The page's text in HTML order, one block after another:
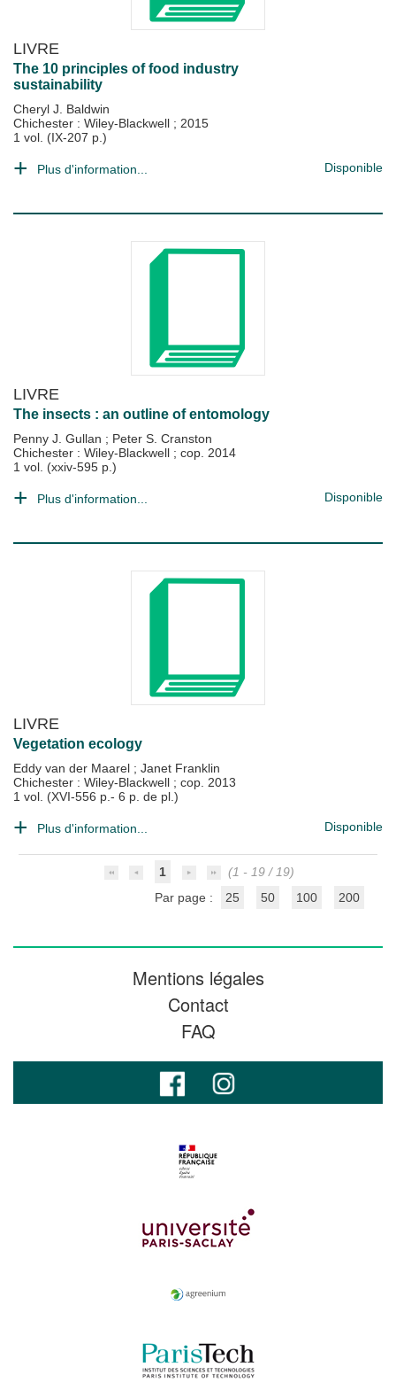
LIVRE
The 10 principles of food industry
sustainability
Cheryl J. Baldwin
Chichester : Wiley-Blackwell ; 2015
1 vol. (IX-207 p.)
Plus d'information... Disponible
LIVRE
The insects : an outline of entomology
Penny J. Gullan ; Peter S. Cranston
Chichester : Wiley-Blackwell ; cop. 2014
1 vol. (xxiv-595 p.)
Plus d'information... Disponible
LIVRE
Vegetation ecology
Eddy van der Maarel ; Janet Franklin
Chichester : Wiley-Blackwell ; cop. 2013
1 vol. (XVI-556 p.- 6 p. de pl.)
Plus d'information... Disponible
1
(1 - 19 / 19)
Par page :
25 50 100 200
Mentions légales
Contact
FAQ